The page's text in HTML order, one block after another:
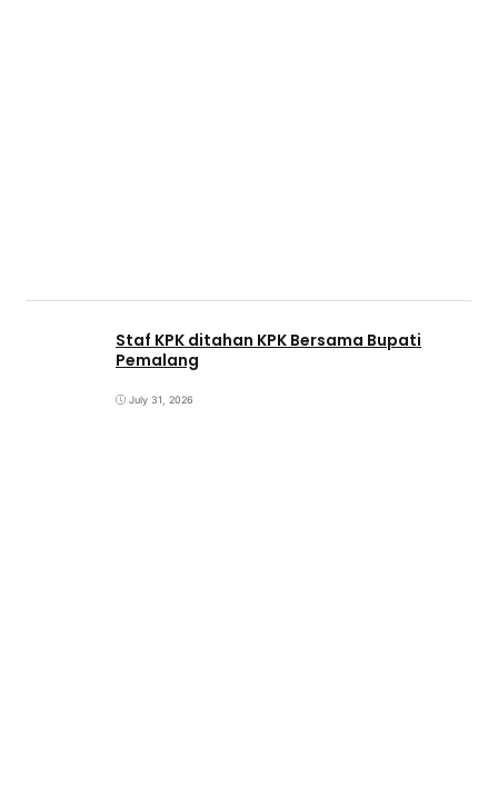
Staf KPK ditahan KPK Bersama Bupati
Pemalang
July 31, 2026